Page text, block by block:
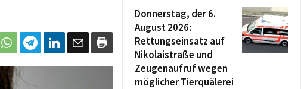
Donnerstag, der 6.
August 2026:
Rettungseinsatz auf
Nikolaistraße und
Zeugenaufruf wegen
möglicher Tierquälerei